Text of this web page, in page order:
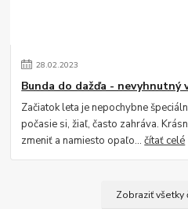
28.02.2023
Bunda do dažďa - nevyhnutný
Začiatok leta je nepochybne
počasie si, žiaľ, často zahráva.
zmeniť a namiesto opaľo...čítať celé
Zobraziť všetky